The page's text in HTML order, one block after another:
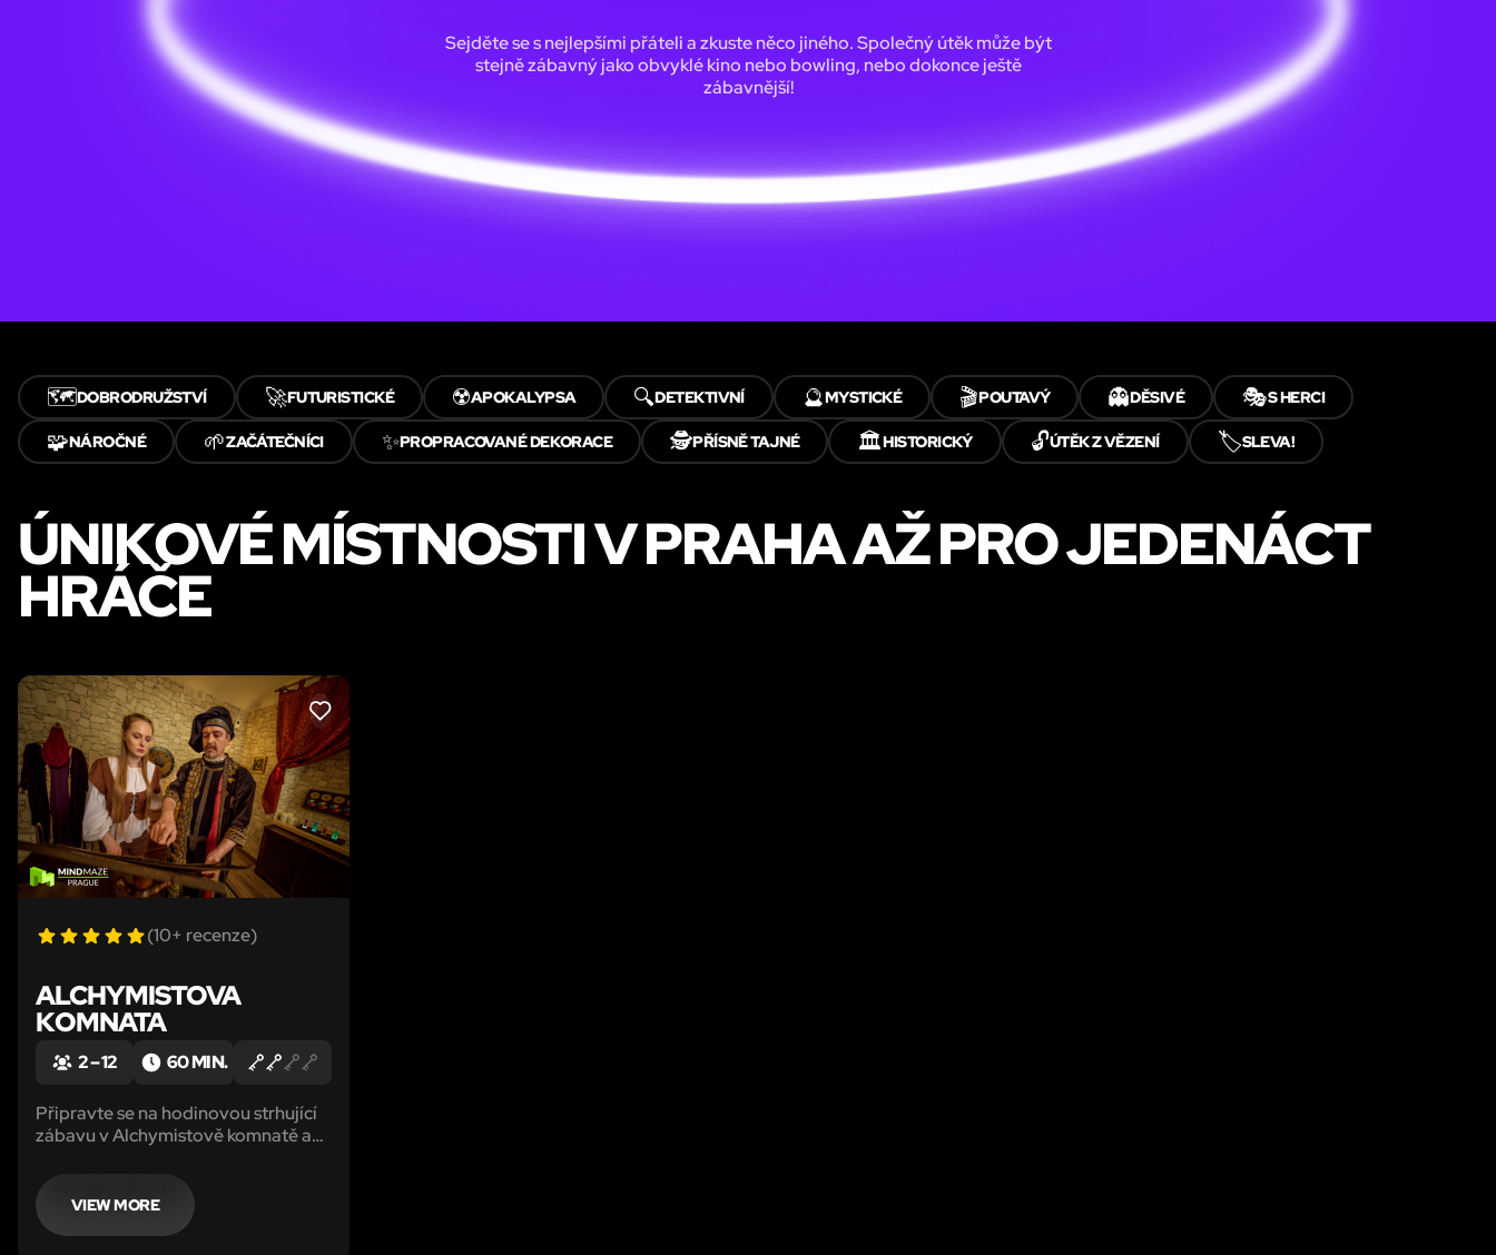
Sejděte se s nejlepšími přáteli a zkuste něco jiného. Společný útěk může být
stejně zábavný jako obvyklé kino nebo bowling, nebo dokonce ještě
zábavnější!
🗺️DOBRODRUŽSTVÍ 🚀FUTURISTICKÉ ☢️APOKALYPSA 🔍DETEKTIVNÍ 🔮MYSTICKÉ 🎬POUTAVÝ 👻DĚSIVÉ 🎭S HERCI
🧩NÁROČNÉ 🌱ZAČÁTEČNÍCI ✨PROPRACOVANÉ DEKORACE 🕵️PŘÍSNĚ TAJNÉ 🏛️HISTORICKÝ 🔓ÚTĚK Z VĚZENÍ 🏷️SLEVA!
ÚNIKOVÉ MÍSTNOSTI V PRAHA AŽ PRO JEDENÁCT
HRÁČE
LIKE
(10+ recenze)
ALCHYMISTOVA
KOMNATA
2 – 12 60 MIN.
Připravte se na hodinovou strhující
zábavu v Alchymistově komnatě a
VIEW MORE